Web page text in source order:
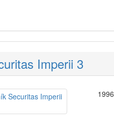
Imperii 3
1996